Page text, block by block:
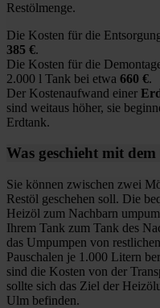
Restölmenge.
Die Kosten für die
385 €.
Die Kosten für die
2.000 l Tank bei etwa 660 €.
Der Kostenaufwand einer
sind weitaus höher, sie
Erdtank.
Was geschieht mit dem
Sie können zwischen zwei
Restöl geschehen soll. Die
Heizöl zum Nachbarn
Ihrem Tank zum Tank des
das Umpumpen von
Pauschalen je 1.000 Litern
sind die Kosten von der
sollte sich das Ziel der
Ulm befinden.